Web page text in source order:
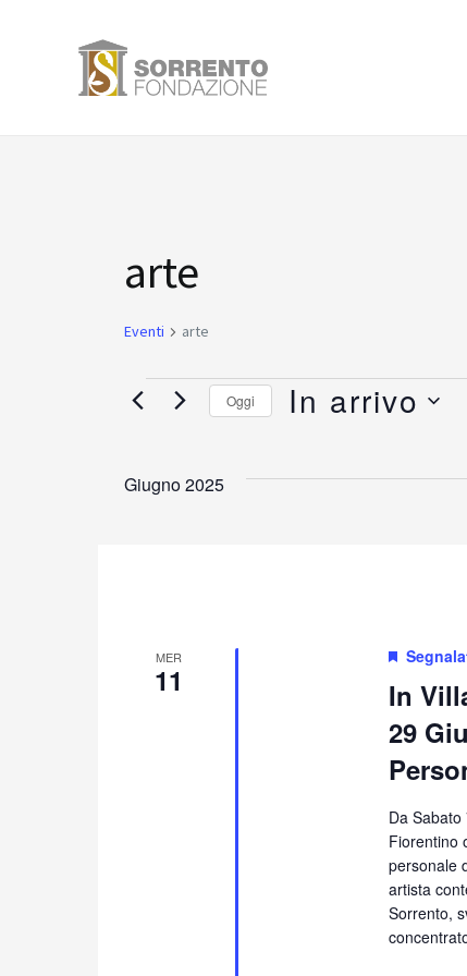
arte
Eventi arte
Eventi
Oggi In arrivo
Giugno 2025
MER
11
In
29
Da
Fiorentino
personale
artista
Sorrento,